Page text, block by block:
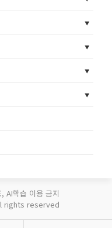
AI학습 이용 금지
rights reserved